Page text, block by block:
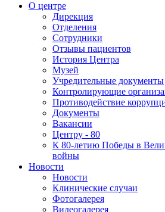
О центре
Дирекция
Отделения
Сотрудники
Отзывы пациентов
История Центра
Музей
Учредительные документы
Контролирующие
Противодействие
Документы
Вакансии
Центру - 80
К 80-летию Победы в
войны
Новости
Новости
Клинические случаи
Фотогалерея
Видеогалерея